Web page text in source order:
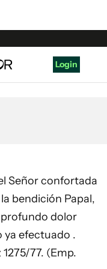
Login
Señor confortada
bendición Papal,
dolor
ya efectuado .
77. (Emp.